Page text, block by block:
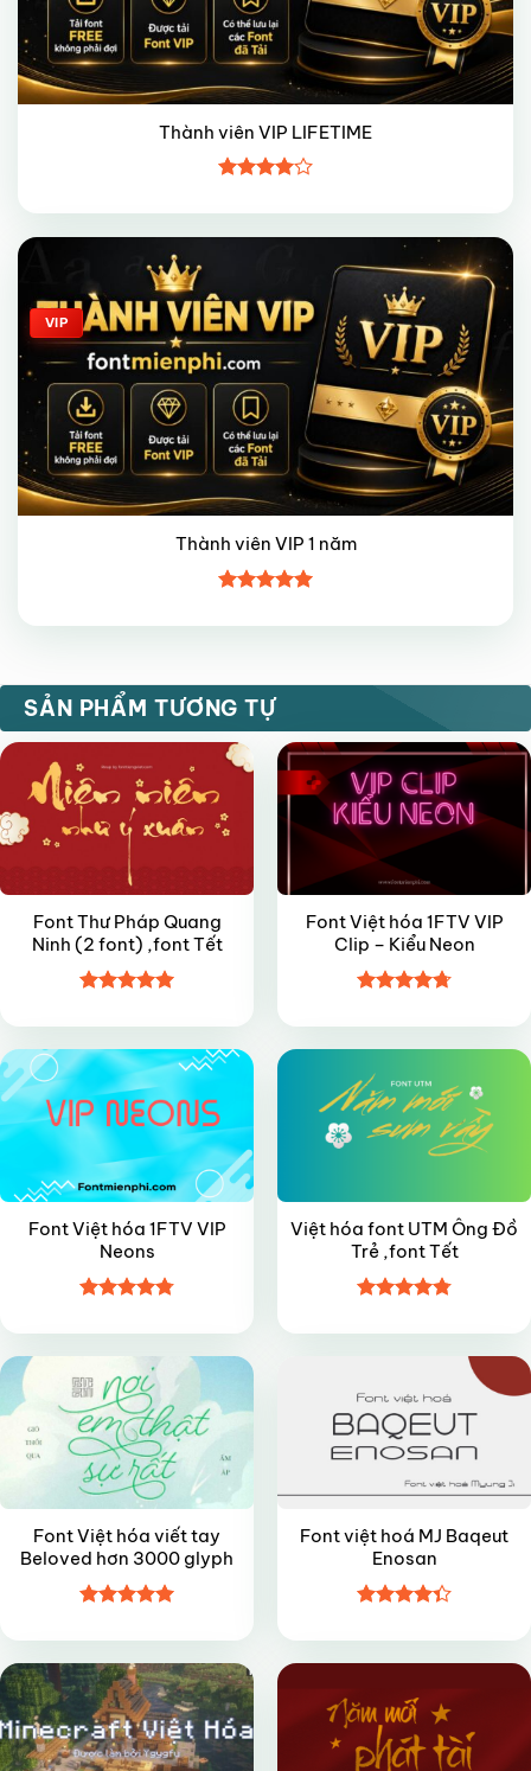
Thành viên VIP LIFETIME
xếp hạng
Giảm giá!
VIP
Thành viên VIP 1 năm
hạng55
SẢN PHẨM TƯƠNG TỰ
FREE
Font Thư Pháp Quang
Ninh (2 font) ,font Tết
hạng55
sao
Font Việt hóa 1FTV VIP
Clip – Kiểu Neon
hạng4.75
sao
Font Việt hóa 1FTV VIP
Neons
hạng4.85
Việt hóa font UTM Ông Đồ
Trẻ ,font Tết
hạng4.85
Font Việt hóa viết tay
Beloved hơn 3000 glyph
hạng55
sao
Font việt hoá MJ Baqeut
Enosan
hạng4.35
5 sao